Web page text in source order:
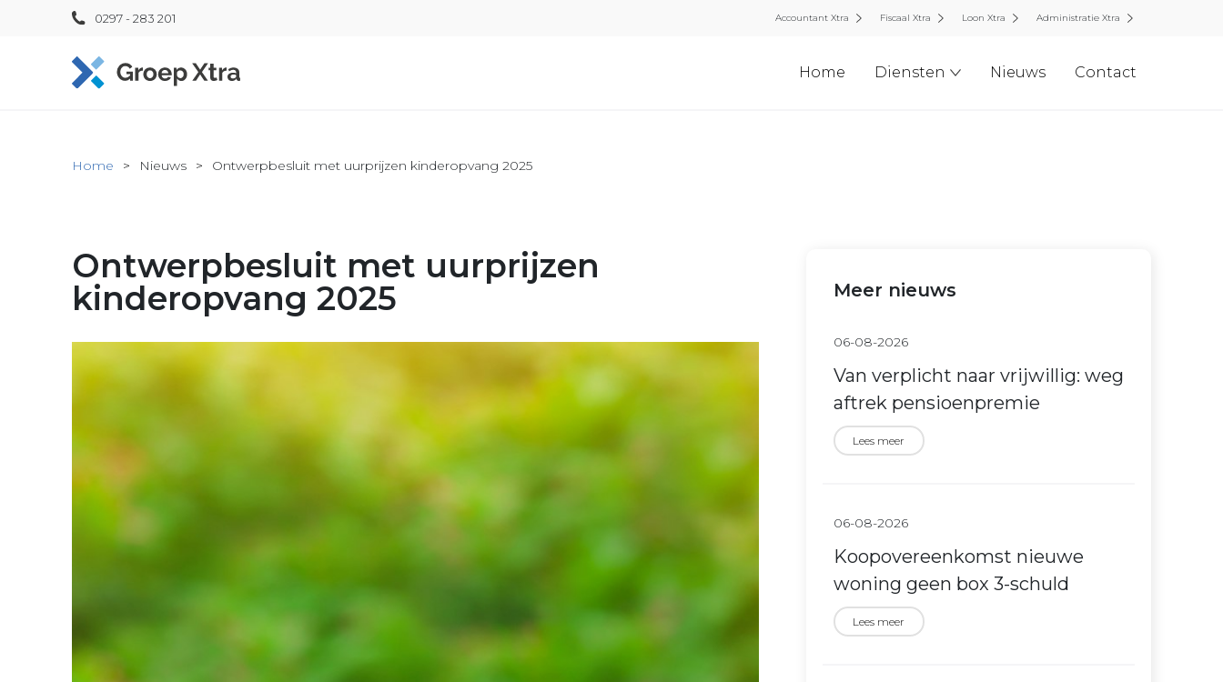
0297 - 283 201 Accountant Xtra Fiscaal Xtra Loon Xtra Administratie Xtra
Home Diensten Nieuws Contact
Home Nieuws Ontwerpbesluit met uurprijzen kinderopvang 2025
Ontwerpbesluit met uurprijzen
kinderopvang 2025
Meer nieuws
06-08-2026
Van verplicht naar vrijwillig: weg
aftrek pensioenpremie
Lees meer
06-08-2026
Koopovereenkomst nieuwe
woning geen box 3-schuld
Lees meer